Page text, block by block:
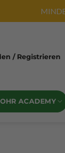
/ Registrieren
ACADEMY